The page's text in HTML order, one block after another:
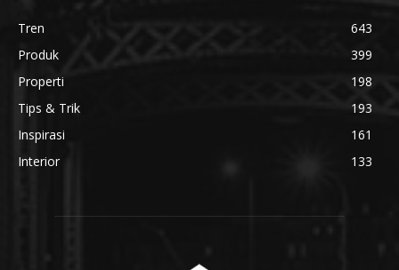
Tren
643
Produk
399
Properti
198
Tips & Trik
193
Inspirasi
161
Interior
133